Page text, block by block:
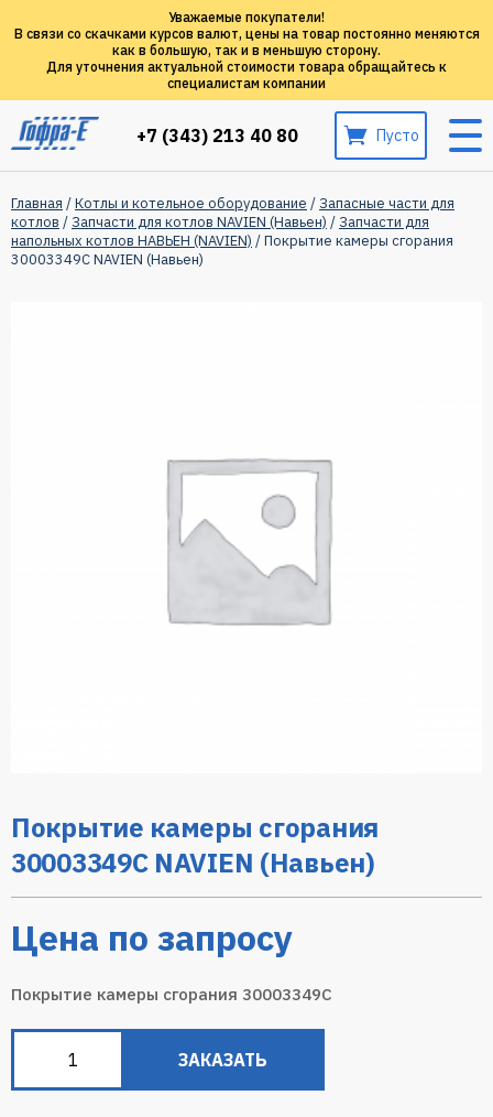
Уважаемые покупатели!
В связи со скачками курсов валют, цены на товар постоянно меняются
как в большую, так и в меньшую сторону.
Для уточнения актуальной стоимости товара обращайтесь к
специалистам компании
+7 (343) 213 40 80 Пусто
Главная /Котлы и котельное оборудование /Запасные части для
котлов /Запчасти для котлов NAVIEN (Навьен) /Запчасти для
напольных котлов НАВЬЕН (NAVIEN) / Покрытие камеры сгорания
30003349C NAVIEN (Навьен)
Покрытие камеры сгорания
30003349C NAVIEN (Навьен)
Цена по запросу
Покрытие камеры сгорания 30003349C
ЗАКАЗАТЬ